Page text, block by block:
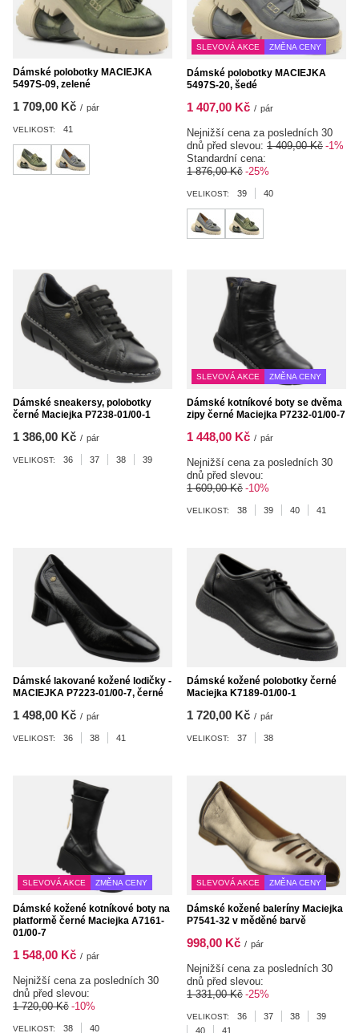
Dámské polobotky MACIEJKA
5497S-09, zelené
1 709,00 Kč / pár
VELIKOST: 41
SLEVOVÁ AKCE ZMĚNA CENY
Dámské polobotky MACIEJKA
5497S-20, šedé
1 407,00 Kč / pár
Nejnižší cena za posledních 30
dnů před slevou: 1 409,00 Kč -1%
Standardní cena:
1 876,00 Kč -25%
VELIKOST: 39 40
Dámské sneakersy, polobotky
černé Maciejka P7238-01/00-1
1 386,00 Kč / pár
VELIKOST: 36 37 38 39
SLEVOVÁ AKCE ZMĚNA CENY
Dámské kotníkové boty se dvěma
zipy černé Maciejka P7232-01/00-7
1 448,00 Kč / pár
Nejnižší cena za posledních 30
dnů před slevou:
1 609,00 Kč -10%
VELIKOST: 38 39 40 41
Dámské lakované kožené lodičky -
MACIEJKA P7223-01/00-7, černé
1 498,00 Kč / pár
VELIKOST: 36 38 41
Dámské kožené polobotky černé
Maciejka K7189-01/00-1
1 720,00 Kč / pár
VELIKOST: 37 38
SLEVOVÁ AKCE ZMĚNA CENY
Dámské kožené kotníkové boty na
platformě černé Maciejka A7161-
01/00-7
1 548,00 Kč / pár
Nejnižší cena za posledních 30
dnů před slevou:
1 720,00 Kč -10%
VELIKOST: 38 40
SLEVOVÁ AKCE ZMĚNA CENY
Dámské kožené baleríny Maciejka
P7541-32 v měděné barvě
998,00 Kč / pár
Nejnižší cena za posledních 30
dnů před slevou:
1 331,00 Kč -25%
VELIKOST: 36 37 38
39
40
41